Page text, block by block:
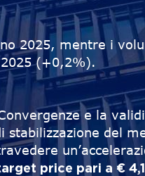
2025, mentre i
(+0,2%).
e la
del
price pari a €